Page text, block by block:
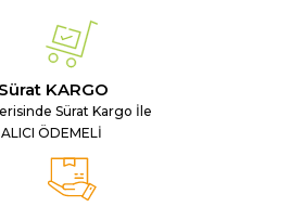
Sürat KARGO
Sürat Kargo İle
ÖDEMELİ